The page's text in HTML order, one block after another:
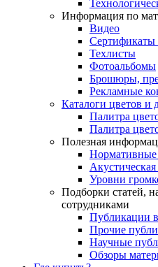
Информация по
Видео
Техлисты
Фотоальбомы
Брошюры,
Рекламные
Каталоги цветов и
Палитра
Палитра
Полезная
Уровни
Подборки статей,
сотрудниками
Публикации
Прочие
Научные
Обзоры